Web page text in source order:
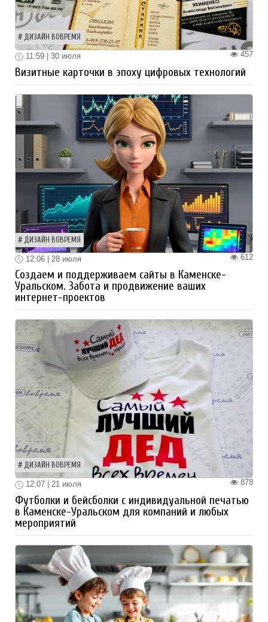
ДИЗАЙН ВОВРЕМЯ
457
11:59 | 30 июля
Визитные карточки в эпоху цифровых технологий
ДИЗАЙН ВОВРЕМЯ
612
12:06 | 28 июля
Создаем и поддерживаем сайты в Каменске-
Уральском. Забота и продвижение ваших
интернет-проектов
ДИЗАЙН ВОВРЕМЯ
878
12:07 | 21 июля
Футболки и бейсболки с индивидуальной печатью
в Каменске-Уральском для компаний и любых
мероприятий